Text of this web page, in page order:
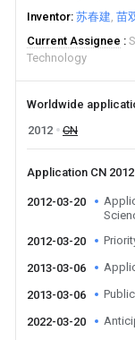
Inventor 苏春建 苗
Current Assignee
Technology
Worldwide
2012
CN
Application CN
2012-03-20
2012-03-20
2013-03-06
2013-03-06
2022-03-20